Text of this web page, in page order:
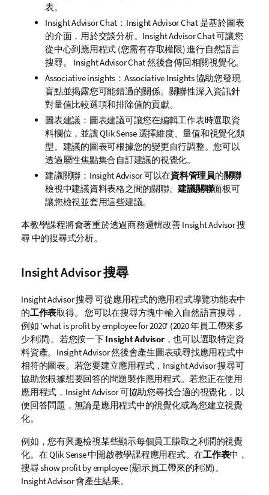
表。
Insight Advisor Chat ：Insight Advisor Chat 是基於圖表
的介面，用於交談分析。 Insight Advisor Chat可讓您
從中心到應用程式 (您需有存取權限) 進行自然語言
搜尋。
Insight Advisor Chat然後會傳回相關視覺化。
Associative insights：Associative Insights 協助您發現
盲點並揭露您可能錯過的關係。關聯性深入資訊針
對量值比較選項和排除值的貢獻。
圖表建議：圖表建議可讓您在編輯工作表時選取資
料欄位，並讓Qlik Sense選擇維度、量值和視覺化類
型。建議的圖表可根據您的變更自行調整。您可以
透過屬性焦點集合自訂建議的視覺化。
建議關聯： Insight Advisor可以在資料管理員的關聯
檢視中建議資料表格之間的關聯。建議關聯面板可
讓您檢視並套用這些建議。
本教學課程將會著重於透過商務邏輯改善Insight Advisor 搜
尋中的搜尋式分析。
Insight Advisor 搜尋
Insight Advisor 搜尋可從應用程式的應用程式導覽功能表中
的工作表取得。
您可以在搜尋方塊中輸入自然語言搜尋，
例如 'what is profit by employee for 2020' (2020 年員工帶來多
少利潤)。若您按一下Insight Advisor，也可以選取特定資
料資產。 Insight Advisor然後會產生圖表或尋找應用程式中
相符的圖表。若您要建立應用程式， Insight Advisor搜尋可
協助您根據想要回答的問題製作應用程式。若您正在使用
應用程式， Insight Advisor可協助您尋找合適的視覺化，以
便回答問題，無論是應用程式中的視覺化或為您建立視覺
化。
例如，您有興趣檢視某些顯示每個員工賺取之利潤的視覺
化。在Qlik Sense中開啟教學課程應用程式。在工作表中，
搜尋show profit by employee(顯示員工帶來的利潤)。
Insight Advisor會產生結果。